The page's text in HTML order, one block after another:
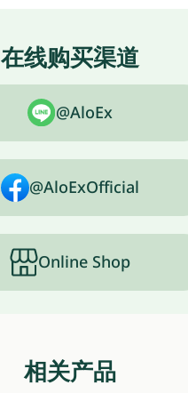
在线购买渠道
@AloEx
@AloExOfficial
Online Shop
相关产品